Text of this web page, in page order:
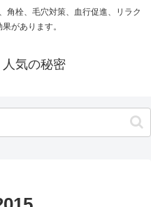
角栓、毛穴対策、血行促進、リラク
があります。
気の秘密